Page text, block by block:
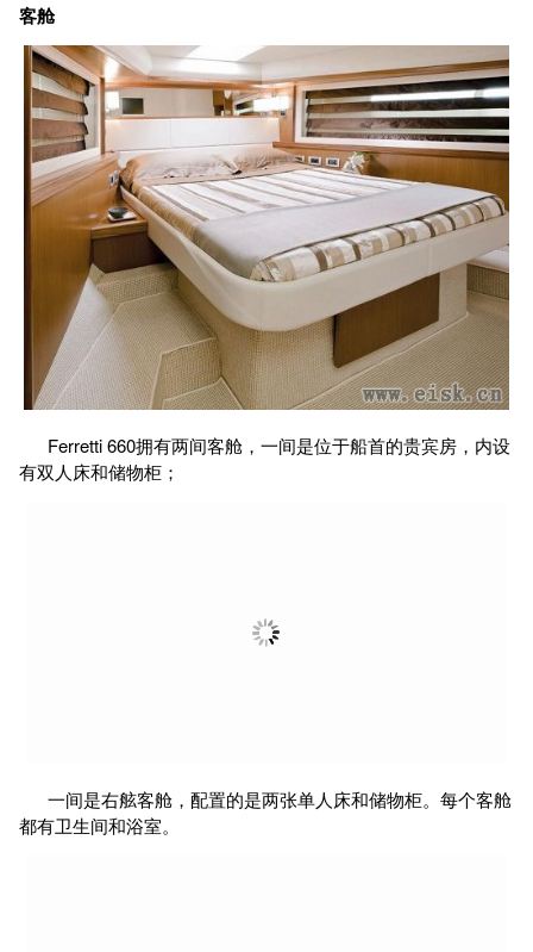
客舱
Ferretti 660拥有两间客舱，一间是位于船首的贵宾房，内设
有双人床和储物柜；
一间是右舷客舱，配置的是两张单人床和储物柜。每个客舱
都有卫生间和浴室。